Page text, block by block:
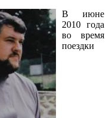
В июне
2010 года
во время
поездки